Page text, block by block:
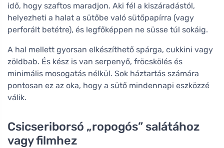
idő, hogy szaftos maradjon. Aki fél a kiszáradástól,
helyezheti a halat a sütőbe való sütőpapírra (vagy
perforált betétre), és legfőképpen ne süsse túl sokáig.
A hal mellett gyorsan elkészíthető spárga, cukkini vagy
zöldbab. És kész is van serpenyő, fröcskölés és
minimális mosogatás nélkül. Sok háztartás számára
pontosan ez az oka, hogy a sütő mindennapi eszközzé
válik.
Csicseriborsó „ropogós” salátához
vagy filmhez